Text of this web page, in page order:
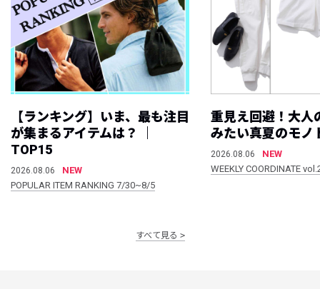
【ランキング】いま、最も注目
が集まるアイテムは？ ｜
TOP15
2026.08.06
NEW
POPULAR ITEM RANKING 7/30~8/5
重見え回避！大人
みたい真夏のモノ
2026.08.06
NEW
WEEKLY COORDINATE
すべて見る